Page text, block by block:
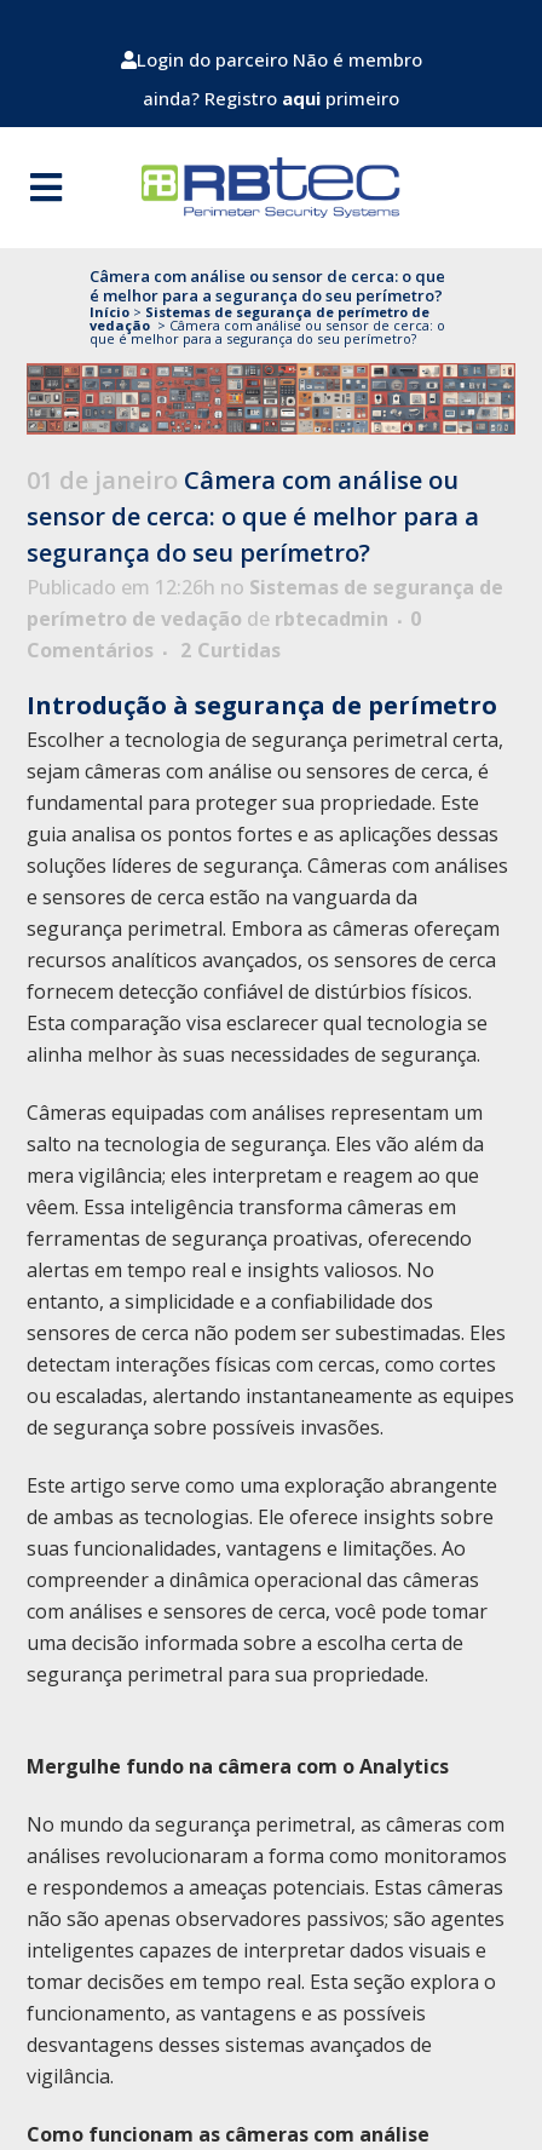
Login do parceiroNão é membro
ainda? Registro aqui primeiro
Câmera com análise ou sensor de cerca: o que
é melhor para a segurança do seu perímetro?
Início > Sistemas de segurança de perímetro de
vedação > Câmera com análise ou sensor de cerca: o
que é melhor para a segurança do seu perímetro?
01 de janeiro Câmera com análise ou
sensor de cerca: o que é melhor para a
segurança do seu perímetro?
Publicado em 12:26h no Sistemas de segurança de
perímetro de vedação de rbtecadmin
0
Comentários
2 Curtidas
Introdução à segurança de perímetro
Escolher a tecnologia de segurança perimetral certa,
sejam câmeras com análise ou sensores de cerca, é
fundamental para proteger sua propriedade. Este
guia analisa os pontos fortes e as aplicações dessas
soluções líderes de segurança. Câmeras com análises
e sensores de cerca estão na vanguarda da
segurança perimetral. Embora as câmeras ofereçam
recursos analíticos avançados, os sensores de cerca
fornecem detecção confiável de distúrbios físicos.
Esta comparação visa esclarecer qual tecnologia se
alinha melhor às suas necessidades de segurança.
Câmeras equipadas com análises representam um
salto na tecnologia de segurança. Eles vão além da
mera vigilância; eles interpretam e reagem ao que
vêem. Essa inteligência transforma câmeras em
ferramentas de segurança proativas, oferecendo
alertas em tempo real e insights valiosos. No
entanto, a simplicidade e a confiabilidade dos
sensores de cerca não podem ser subestimadas. Eles
detectam interações físicas com cercas, como cortes
ou escaladas, alertando instantaneamente as equipes
de segurança sobre possíveis invasões.
Este artigo serve como uma exploração abrangente
de ambas as tecnologias. Ele oferece insights sobre
suas funcionalidades, vantagens e limitações. Ao
compreender a dinâmica operacional das câmeras
com análises e sensores de cerca, você pode tomar
uma decisão informada sobre a escolha certa de
segurança perimetral para sua propriedade.
Mergulhe fundo na câmera com o Analytics
No mundo da segurança perimetral, as câmeras com
análises revolucionaram a forma como monitoramos
e respondemos a ameaças potenciais. Estas câmeras
não são apenas observadores passivos; são agentes
inteligentes capazes de interpretar dados visuais e
tomar decisões em tempo real. Esta seção explora o
funcionamento, as vantagens e as possíveis
desvantagens desses sistemas avançados de
vigilância.
Como funcionam as câmeras com análise